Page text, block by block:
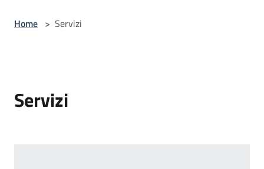
Home > Servizi
Servizi